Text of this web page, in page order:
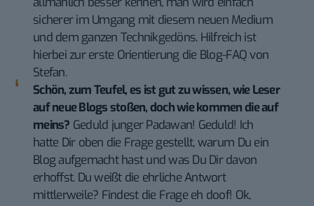
sicherer im Umgang mit diesem neuen Medium
und dem ganzen Technikgedöns. Hilfreich ist
hierbei zur erste Orientierung die Blog-FAQ von
Stefan.
Schön, zum Teufel, es ist gut zu wissen, wie Leser
auf neue Blogs stoßen, doch wie kommen die auf
meins? Geduld junger Padawan! Geduld! Ich
hatte Dir oben die Frage gestellt, warum Du ein
Blog aufgemacht hast und was Du Dir davon
erhoffst. Du weißt die ehrliche Antwort
mittlerweile? Findest die Frage eh doof! Ok,